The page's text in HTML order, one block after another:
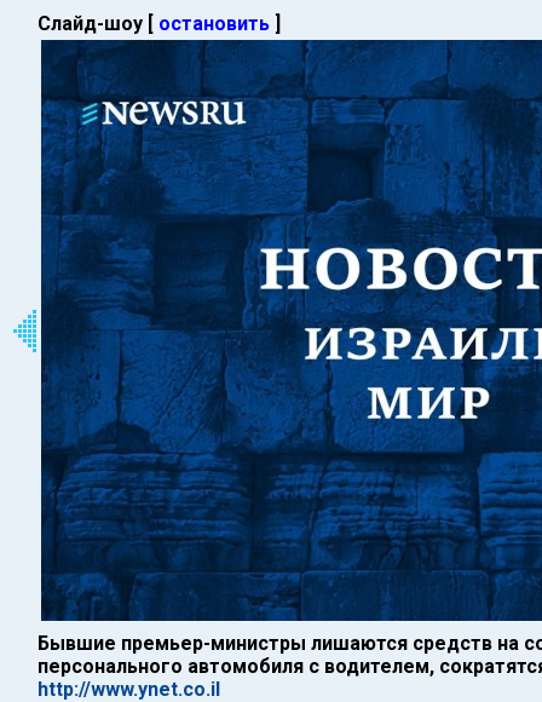
Слайд-шоу [ остановить ]
Бывшие премьер-министры лишаются средств на
персонального автомобиля с водителем,
http://www.ynet.co.il